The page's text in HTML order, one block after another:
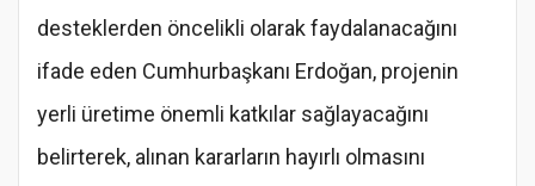
desteklerden öncelikli olarak faydalanacağını
ifade eden Cumhurbaşkanı Erdoğan, projenin
yerli üretime önemli katkılar sağlayacağını
belirterek, alınan kararların hayırlı olmasını